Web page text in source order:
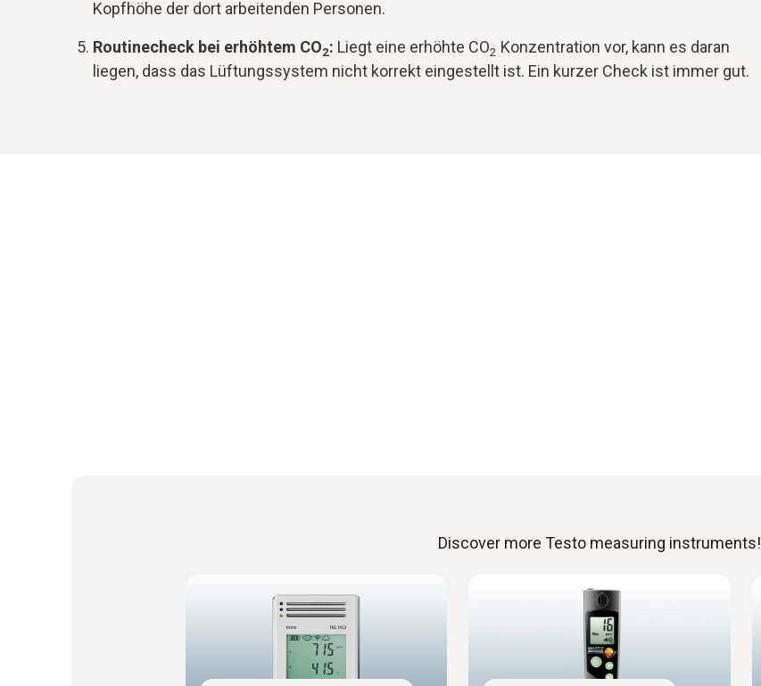
Kopfhöhe der dort arbeitenden Personen.
Routinecheck bei erhöhtem CO2: Liegt eine erhöhte CO2 Konzentration vor, kann es daran
liegen, dass das Lüftungssystem nicht korrekt eingestellt ist. Ein kurzer Check ist immer gut.
Discover more Testo measuring instruments!